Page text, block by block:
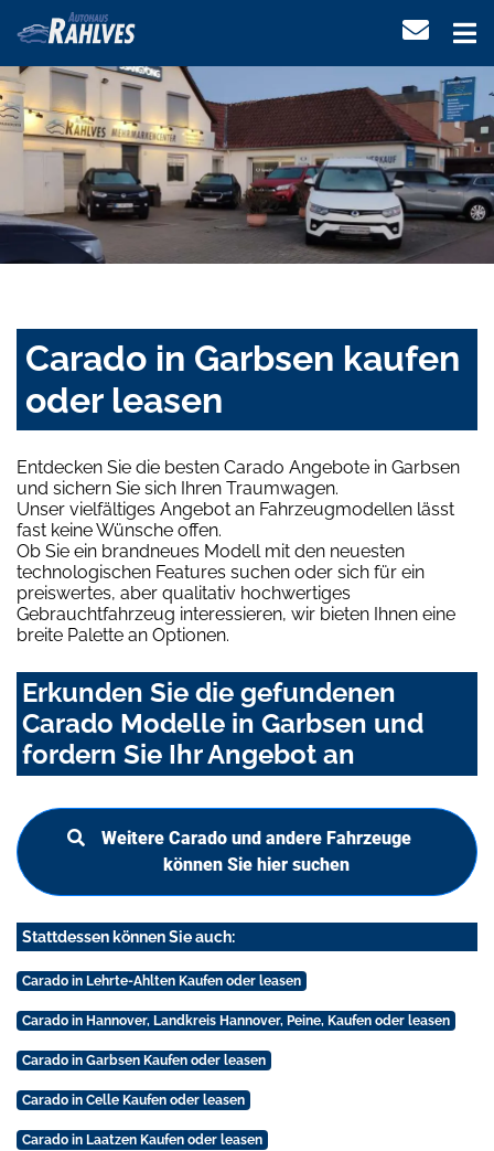
Carado in Garbsen kaufen
oder leasen
Entdecken Sie die besten Carado Angebote in Garbsen
und sichern Sie sich Ihren Traumwagen.
Unser vielfältiges Angebot an Fahrzeugmodellen lässt
fast keine Wünsche offen.
Ob Sie ein brandneues Modell mit den neuesten
technologischen Features suchen oder sich für ein
preiswertes, aber qualitativ hochwertiges
Gebrauchtfahrzeug interessieren, wir bieten Ihnen eine
breite Palette an Optionen.
Erkunden Sie die gefundenen
Carado Modelle in Garbsen und
fordern Sie Ihr Angebot an
Weitere Carado und andere Fahrzeuge
können Sie hier suchen
Stattdessen können Sie auch:
Carado in Lehrte-Ahlten Kaufen oder leasen
Carado in Hannover, Landkreis Hannover, Peine, Kaufen oder leasen
Carado in Garbsen Kaufen oder leasen
Carado in Celle Kaufen oder leasen
Carado in Laatzen Kaufen oder leasen